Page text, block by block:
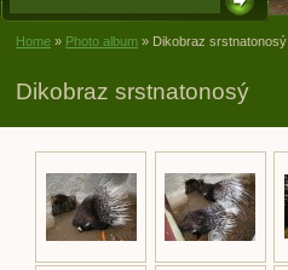
Home » Photo album » Dikobraz srstnatonosý
Dikobraz srstnatonosý